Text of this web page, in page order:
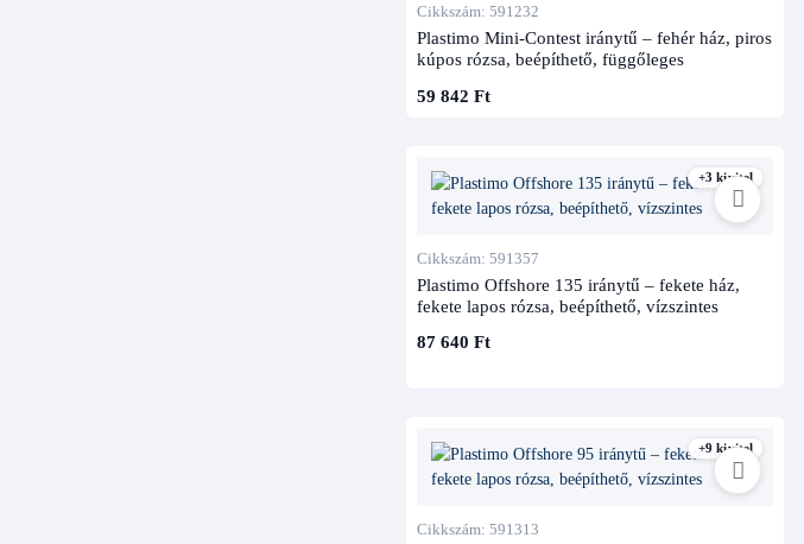
Cikkszám: 591232
Plastimo Mini-Contest iránytű – fehér ház, piros
kúpos rózsa, beépíthető, függőleges
59 842 Ft
+3 kivitel
Cikkszám: 591357
Plastimo Offshore 135 iránytű – fekete ház,
fekete lapos rózsa, beépíthető, vízszintes
87 640 Ft
+9 kivitel
Cikkszám: 591313